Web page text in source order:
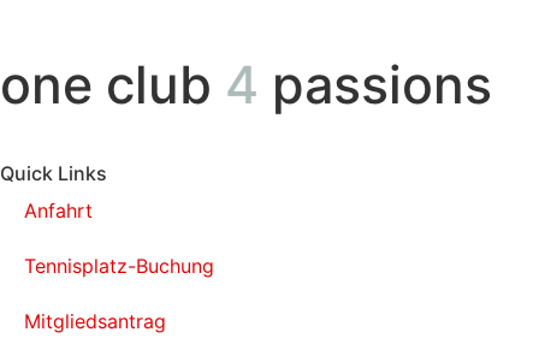
one club 4 passions
Quick Links
Anfahrt
Tennisplatz-Buchung
Mitgliedsantrag